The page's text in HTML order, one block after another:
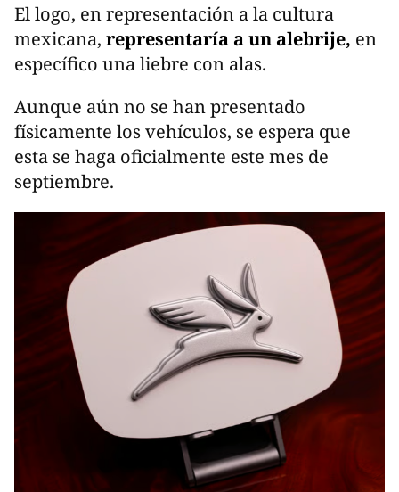
El logo, en representación a la cultura
mexicana, representaría a un alebrije, en
específico una liebre con alas.
Aunque aún no se han presentado
físicamente los vehículos, se espera que
esta se haga oficialmente este mes de
septiembre.